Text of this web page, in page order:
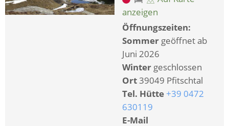
anzeigen
Öffnungszeiten:
Sommer geöffnet ab
Juni 2026
Winter geschlossen
Ort39049 Pfitschtal
Tel. Hütte +39 0472
630119
E-Mail